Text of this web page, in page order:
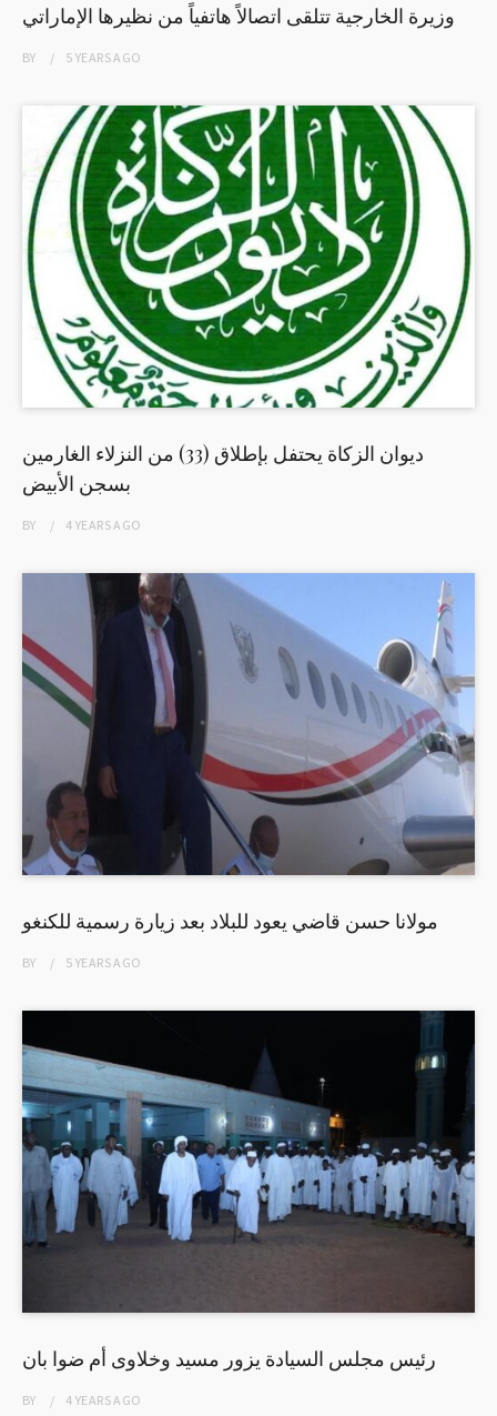
وزيرة الخارجية تتلقى اتصالاً هاتفياً من نظيرها الإماراتي
BY 5 YEARSAGO
ديوان الزكاة يحتفل بإطلاق (33) من النزلاء الغارمين
بسجن الأبيض
BY 4 YEARSAGO
مولانا حسن قاضي يعود للبلاد بعد زيارة رسمية للكنغو
BY 5 YEARSAGO
رئيس مجلس السيادة يزور مسيد وخلاوى أم ضوا بان
BY 4 YEARSAGO